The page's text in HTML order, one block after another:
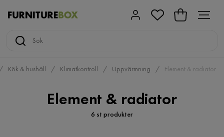
Kök & hushåll Klimatkontroll Uppvärmning Element & radiator
Element & radiator
6 st produkter